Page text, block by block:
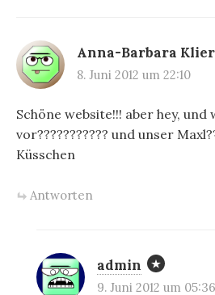
Anna-Barbara Klier
8. Juni 2012 um 22:10
Schöne website!!! aber hey,
vor??????????? und unser
Küsschen
Antworten
admin
9. Juni 2012 um 05:36